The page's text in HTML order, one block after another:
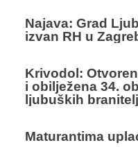
Najava: Grad
izvan RH u
Krivodol:
i obilježena 34.
ljubuških
Maturantima